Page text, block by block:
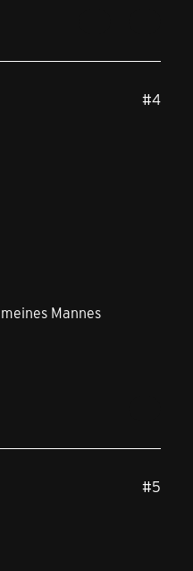
#4
Mannes
#5